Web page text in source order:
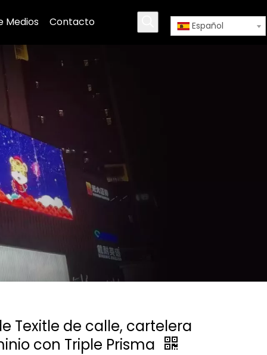
Medios Contacto Español
Texitle de calle, cartelera
con Triple Prisma